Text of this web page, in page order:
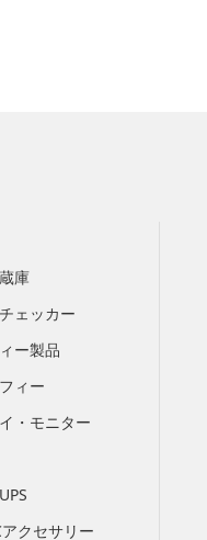
庫
ェッカー
ー製品
ィー
・モニター
クセサリー